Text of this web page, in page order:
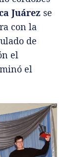
Juárez se
con la
de
el
el